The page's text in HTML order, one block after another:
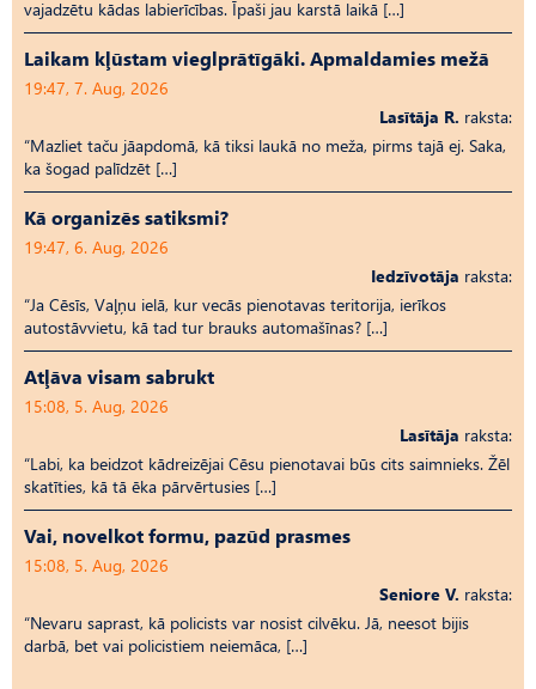
vajadzētu kādas labierīcības. Īpaši jau karstā laikā […]
Laikam kļūstam vieglprātīgāki. Apmaldamies mežā
19:47, 7. Aug, 2026
Lasītāja R. raksta:
“Mazliet taču jāapdomā, kā tiksi laukā no meža, pirms tajā ej. Saka,
ka šogad palīdzēt […]
Kā organizēs satiksmi?
19:47, 6. Aug, 2026
Iedzīvotāja raksta:
“Ja Cēsīs, Vaļņu ielā, kur vecās pienotavas teritorija, ierīkos
autostāvvietu, kā tad tur brauks automašīnas? […]
Atļāva visam sabrukt
15:08, 5. Aug, 2026
Lasītāja raksta:
“Labi, ka beidzot kādreizējai Cēsu pienotavai būs cits saimnieks. Žēl
skatīties, kā tā ēka pārvērtusies […]
Vai, novelkot formu, pazūd prasmes
15:08, 5. Aug, 2026
Seniore V. raksta:
“Nevaru saprast, kā policists var nosist cilvēku. Jā, neesot bijis
darbā, bet vai policistiem neiemāca, […]